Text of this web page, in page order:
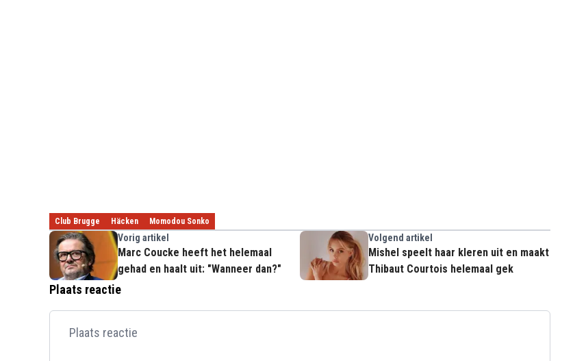
Club Brugge Häcken Momodou Sonko
Vorig artikel
Marc Coucke heeft het helemaal
gehad en haalt uit: "Wanneer dan?"
Volgend artikel
Mishel speelt haar kleren uit en maakt
Thibaut Courtois helemaal gek
Plaats reactie